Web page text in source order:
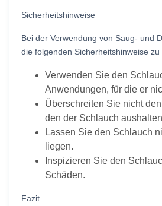
Sicherheitshinweise
Bei der Verwendung von Saug- und
die folgenden Sicherheitshinweise zu
Verwenden Sie den
Anwendungen, für die er
Überschreiten Sie nicht
den der Schlauch
Lassen Sie den Schlauch
liegen.
Inspizieren Sie den
Schäden.
Fazit